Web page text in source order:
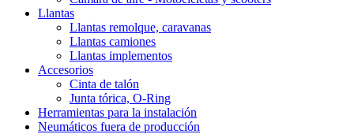
Llantas
Llantas remolque, caravanas
Llantas camiones
Llantas implementos
Accesorios
Cinta de talón
Junta tórica, O-Ring
Herramientas para la instalación
Neumáticos fuera de producción